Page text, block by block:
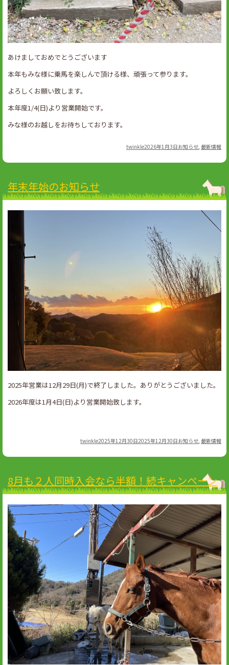
あけましておめでとうございます
本年もみな様に乗馬を楽しんで頂ける様、頑張って参ります。
よろしくお願い致します。
本年度1/4(日)より営業開始です。
みな様のお越しをお待ちしております。
Author
twinklePosted
2026年1月3日Categories
お知らせ, 最新情報
年末年始のお知らせ
2025年営業は12月29日(月)で終了しました。ありがとうございました。
2026年度は1月4日(日)より営業開始致します。
Author
twinklePosted
2025年12月30日2025年12月30日Categories
お知らせ 最新情報
8月も２人同時入会なら半額！続キャンペーン